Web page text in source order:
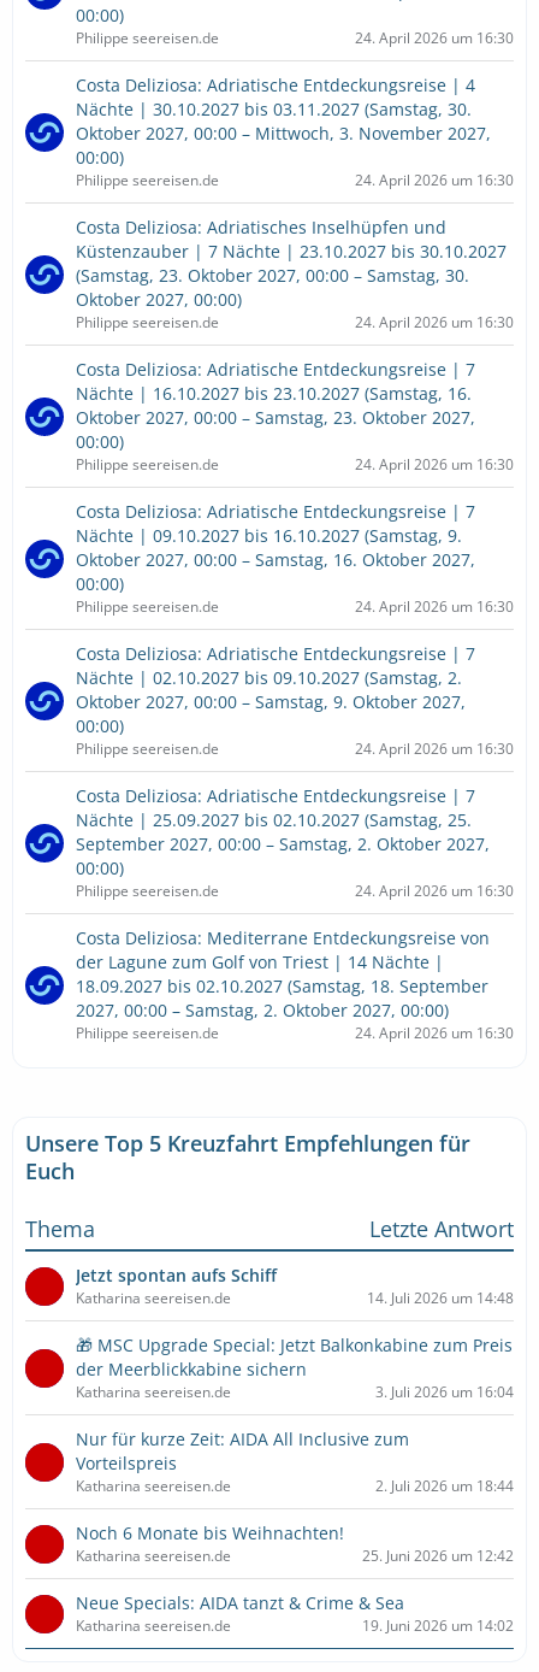
00:00)
Philippe seereisen.de 24. April 2026 um 16:30
Costa Deliziosa: Adriatische Entdeckungsreise | 4
Nächte | 30.10.2027 bis 03.11.2027 (Samstag, 30.
Oktober 2027, 00:00 – Mittwoch, 3. November 2027,
00:00)
Philippe seereisen.de 24. April 2026 um 16:30
Costa Deliziosa: Adriatisches Inselhüpfen und
Küstenzauber | 7 Nächte | 23.10.2027 bis 30.10.2027
(Samstag, 23. Oktober 2027, 00:00 – Samstag, 30.
Oktober 2027, 00:00)
Philippe seereisen.de 24. April 2026 um 16:30
Costa Deliziosa: Adriatische Entdeckungsreise | 7
Nächte | 16.10.2027 bis 23.10.2027 (Samstag, 16.
Oktober 2027, 00:00 – Samstag, 23. Oktober 2027,
00:00)
Philippe seereisen.de 24. April 2026 um 16:30
Costa Deliziosa: Adriatische Entdeckungsreise | 7
Nächte | 09.10.2027 bis 16.10.2027 (Samstag, 9.
Oktober 2027, 00:00 – Samstag, 16. Oktober 2027,
00:00)
Philippe seereisen.de 24. April 2026 um 16:30
Costa Deliziosa: Adriatische Entdeckungsreise | 7
Nächte | 02.10.2027 bis 09.10.2027 (Samstag, 2.
Oktober 2027, 00:00 – Samstag, 9. Oktober 2027,
00:00)
Philippe seereisen.de 24. April 2026 um 16:30
Costa Deliziosa: Adriatische Entdeckungsreise | 7
Nächte | 25.09.2027 bis 02.10.2027 (Samstag, 25.
September 2027, 00:00 – Samstag, 2. Oktober 2027,
00:00)
Philippe seereisen.de 24. April 2026 um 16:30
Costa Deliziosa: Mediterrane Entdeckungsreise von
der Lagune zum Golf von Triest | 14 Nächte |
18.09.2027 bis 02.10.2027 (Samstag, 18. September
2027, 00:00 – Samstag, 2. Oktober 2027, 00:00)
Philippe seereisen.de 24. April 2026 um 16:30
Unsere Top 5 Kreuzfahrt Empfehlungen für
Euch
Thema
Letzte Antwort
Jetzt spontan aufs Schiff
Katharina seereisen.de 14. Juli 2026 um 14:48
🎁 MSC Upgrade Special: Jetzt Balkonkabine zum Preis
der Meerblickkabine sichern
Katharina seereisen.de 3. Juli 2026 um 16:04
Nur für kurze Zeit: AIDA All Inclusive zum
Vorteilspreis
Katharina seereisen.de 2. Juli 2026 um 18:44
Noch 6 Monate bis Weihnachten!
Katharina seereisen.de 25. Juni 2026 um 12:42
Neue Specials: AIDA tanzt & Crime & Sea
Katharina seereisen.de 19. Juni 2026 um 14:02